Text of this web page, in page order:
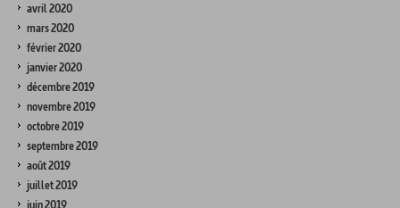
avril 2020
mars 2020
février 2020
janvier 2020
décembre 2019
novembre 2019
octobre 2019
septembre 2019
août 2019
juillet 2019